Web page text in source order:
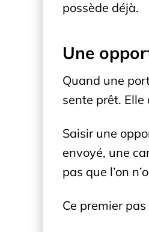
possède déjà.
Une
Quand une
sente prêt.
Saisir une
envoyé, une
pas que l’on
Ce premier